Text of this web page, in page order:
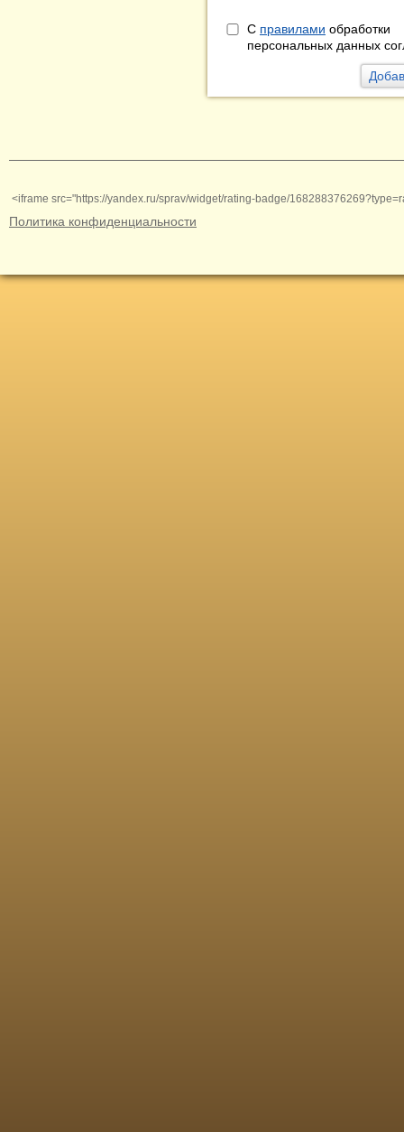
С правилами обработки
персональных данных
<iframe src="https://yandex.ru/sprav/widget/rating-badge/
Политика конфиденциальности